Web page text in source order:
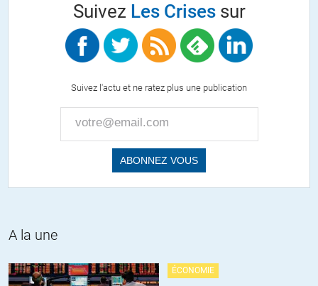
Suivez Les Crisessur
Suivez l'actu et ne ratez plus une publication
A la une
ÉCONOMIE